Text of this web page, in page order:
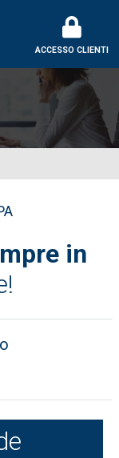
Popolare
ACCESSO CLIENTI
in